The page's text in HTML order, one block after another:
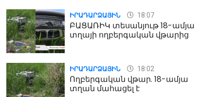
ԻՐԱԴԱՐՁԱՅԻՆ 18:07
ԲԱՑԱՌԻԿ տեսանյութ 18-ամյա
տղայի ողբերգական վթարից
ԻՐԱԴԱՐՁԱՅԻՆ 18:02
Ողբերգական վթար. 18-ամյա
տղան մահացել է